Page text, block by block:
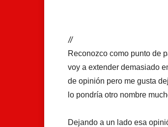
//
Reconozco como punto de
voy a extender demasiado
de opinión pero me gusta
lo pondría otro nombre
Dejando a un lado esa